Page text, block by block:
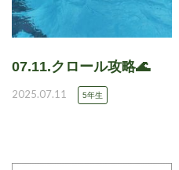
07.11.クロール攻略🌊
2025.07.11 5年生